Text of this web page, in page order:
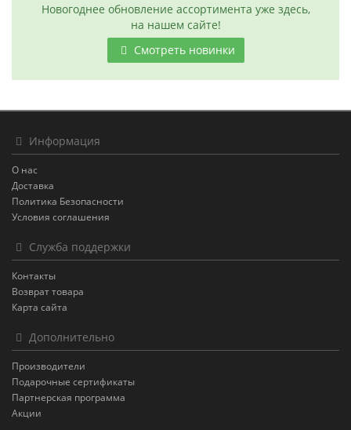
Новогоднее обновление ассортимента уже здесь,
на нашем сайте!
Смотреть новинки
Информация
О нас
Доставка
Политика Безопасности
Условия соглашения
Служба поддержки
Контакты
Возврат товара
Карта сайта
Дополнительно
Производители
Подарочные сертификаты
Партнерская программа
Акции